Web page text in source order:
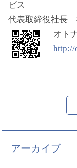
ビス
代表取締役社
オト
http://
アーカイブ